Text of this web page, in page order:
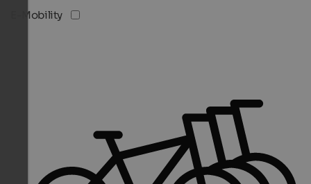
E-Mobility